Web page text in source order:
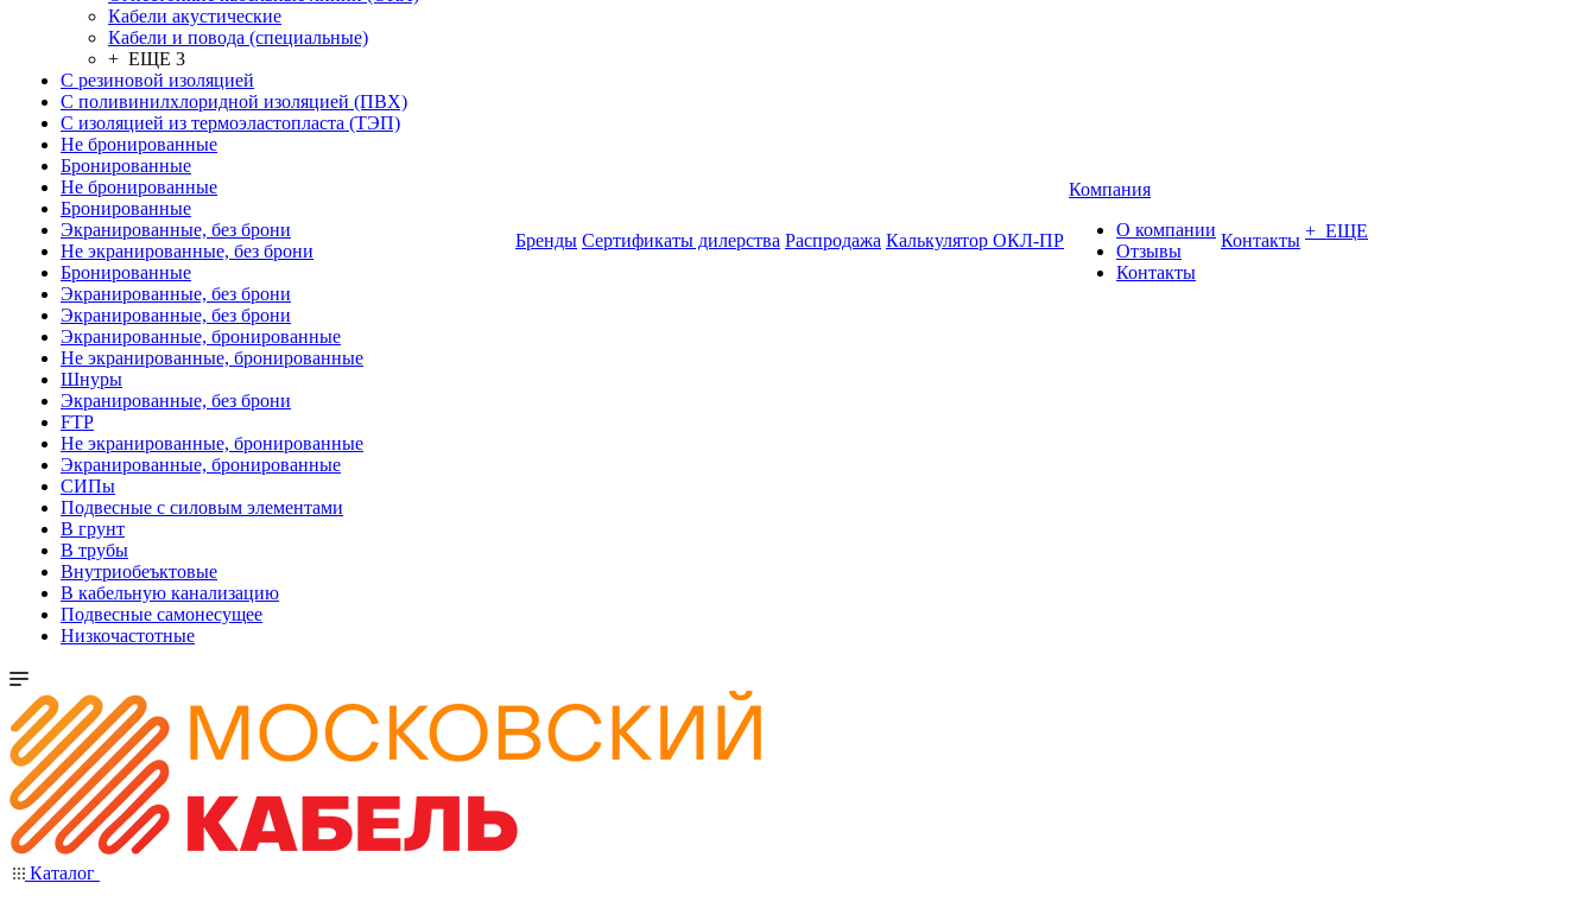
Кабели акустические
Кабели и повода (специальные)
+ ЕЩЕ 3
С резиновой изоляцией
С поливинилхлоридной изоляцией (ПВХ)
С изоляцией из термоэластопласта (ТЭП)
Не бронированные
Бронированные
Не бронированные
Бронированные
Экранированные, без брони
Не экранированные, без брони
Бронированные
Экранированные, без брони
Экранированные, без брони
Экранированные, бронированные
Не экранированные, бронированные
Шнуры
Экранированные, без брони
FTP
Не экранированные, бронированные
Экранированные, бронированные
СИПы
Подвесные с силовым элементами
В грунт
В трубы
Внутриобеъктовые
В кабельную канализацию
Подвесные самонесущее
Низкочастотные
Бренды Сертификаты дилерства Распродажа Калькулятор ОКЛ-ПР
Компания
О компании
Отзывы
Контакты
Контакты + ЕЩЕ
Каталог